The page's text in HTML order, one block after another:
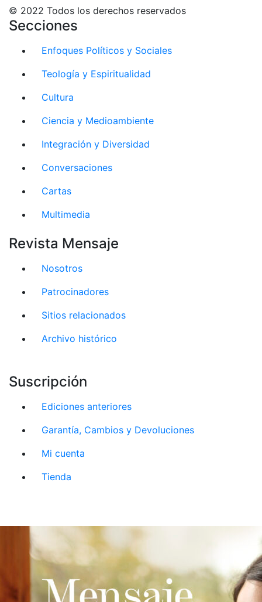
© 2022 Todos los derechos reservados
Secciones
Enfoques Políticos y Sociales
Teología y Espiritualidad
Cultura
Ciencia y Medioambiente
Integración y Diversidad
Conversaciones
Cartas
Multimedia
Revista Mensaje
Nosotros
Patrocinadores
Sitios relacionados
Archivo histórico
Suscripción
Ediciones anteriores
Garantía, Cambios y Devoluciones
Mi cuenta
Tienda